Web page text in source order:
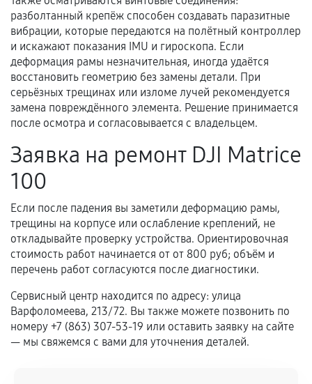
соблюдены следующие условия:
Предоставленные детали подходят по
техническим параметрам и не имеют внешних
дефектов.
Установка была выполнена нашим сервисным
центром.
При этом гарантия на сами комплектующие
продавца. За качество сторонних деталей
сервисный центр ответственности не несет.
разболтанный крепёж способен создавать паразитные
вибрации, которые передаются на полётный контроллер
и искажают показания IMU и гироскопа. Если
деформация рамы незначительная, иногда удаётся
восстановить геометрию без замены детали. При
серьёзных трещинах или изломе лучей рекомендуется
замена повреждённого элемента. Решение принимается
после осмотра и согласовывается с владельцем.
Заявка на ремонт DJI Matrice
100
Если после падения вы заметили деформацию рамы,
трещины на корпусе или ослабление креплений, не
откладывайте проверку устройства. Ориентировочная
стоимость работ начинается от от 800 руб; объём и
перечень работ согласуются после диагностики.
Сервисный центр находится по адресу: улица
Варфоломеева, 213/72. Вы также можете позвонить по
номеру +7 (863) 307-53-19 или оставить заявку на сайте
— мы свяжемся с вами для уточнения деталей.